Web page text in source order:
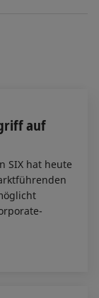
auf
SIX hat heute